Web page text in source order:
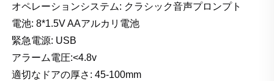
オペレーションシステム: クラシック音声プロンプト
電池: 8*1.5V AAアルカリ電池
緊急電源: USB
アラーム電圧:<4.8v
適切なドアの厚さ: 45-100mm